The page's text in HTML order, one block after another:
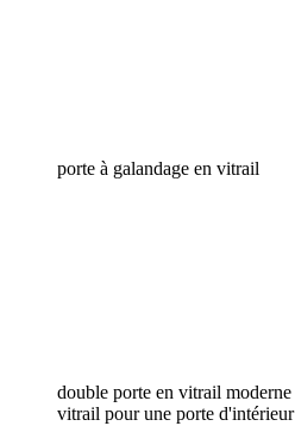
porte à galandage en vitrail
double porte en vitrail moderne
vitrail pour une porte d'intérieur